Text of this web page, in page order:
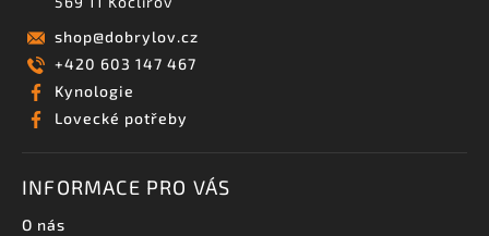
shop@dobrylov.cz
+420 603 147 467
Kynologie
Lovecké potřeby
INFORMACE PRO VÁS
O nás